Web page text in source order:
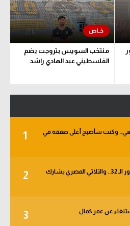
منتخب السويس بتروجت يضم
الفلسطيني عبد الهادي راشد
1
معي.. وكنت سأصبح أغلى صفقة في
2
خبر في الجول - الأهلي يبدأ من دور الـ 32.. والثلاثي المصري يشارك
3 عن عمر كمال